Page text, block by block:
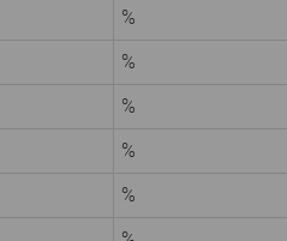
%
%
%
%
%